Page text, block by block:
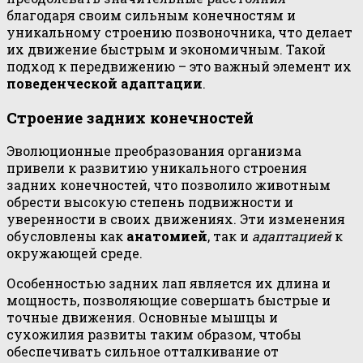
благодаря своим сильным конечностям и
уникальному строению позвоночника, что делает
их движение быстрым и экономичным. Такой
подход к передвижению – это важный элемент их
поведенческой адаптации.
Строение задних конечностей
Эволюционные преобразования организма
привели к развитию уникального строения
задних конечностей, что позволило животным
обрести высокую степень подвижности и
уверенности в своих движениях. Эти изменения
обусловлены как анатомией, так и адаптациейк
окружающей среде.
Особенностью задних лап является их длина и
мощность, позволяющие совершать быстрые и
точные движения. Основные мышцы и
сухожилия развиты таким образом, чтобы
обеспечивать сильное отталкивание от